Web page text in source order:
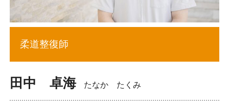
柔道整復師
田中 卓海 たなか たくみ